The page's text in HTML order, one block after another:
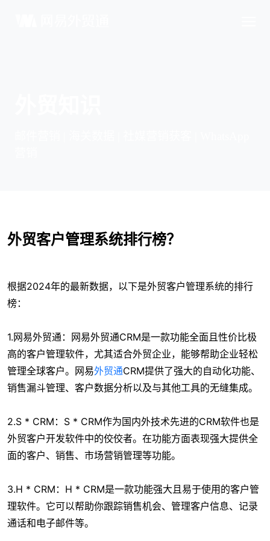
外贸客户管理系统排行榜？
根据2024年的最新数据，以下是外贸客户管理系统的排行
榜：
1.网易外贸通：网易外贸通CRM是一款功能全面且性价比极
高的客户管理软件，尤其适合外贸企业，能够帮助企业轻松
管理全球客户。网易外贸通CRM提供了强大的自动化功能、
销售漏斗管理、客户数据分析以及与其他工具的无缝集成。
2.S * CRM：S * CRM作为国内外技术先进的CRM软件也是
外贸客户开发软件中的佼佼者。在功能方面表现强大提供全
面的客户、销售、市场营销管理等功能。
3.H * CRM：H * CRM是一款功能强大且易于使用的客户管
理软件。它可以帮助你跟踪销售机会、管理客户信息、记录
通话和电子邮件等。